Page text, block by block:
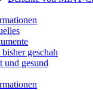
bisher geschah
und gesund